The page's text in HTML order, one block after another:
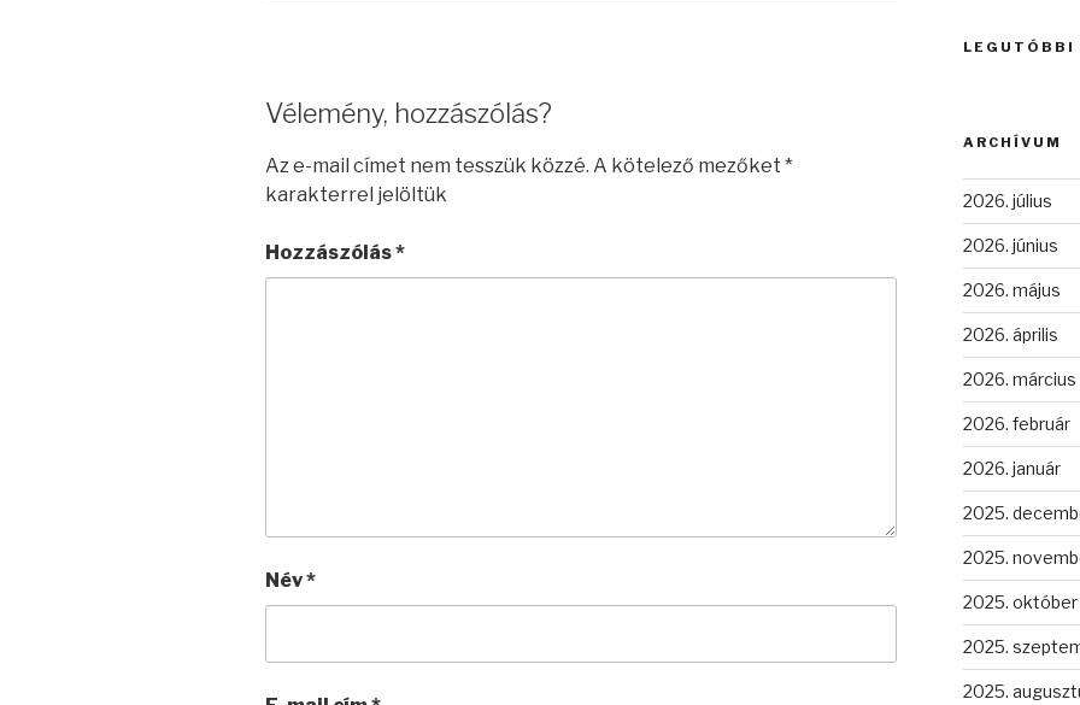
Vélemény, hozzászólás?
Az e-mail címet nem tesszük közzé. A kötelező mezőket *
karakterrel jelöltük
Hozzászólás*
Név*
LEGUTÓBBI
ARCHÍVUM
2026. július
2026. június
2026. május
2026. április
2026. március
2026. február
2026. január
2025.
2025.
2025. október
2025.
2025.